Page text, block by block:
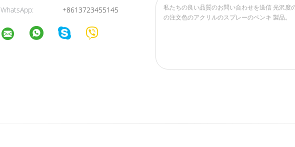
WhatsApp:
+8613723455145